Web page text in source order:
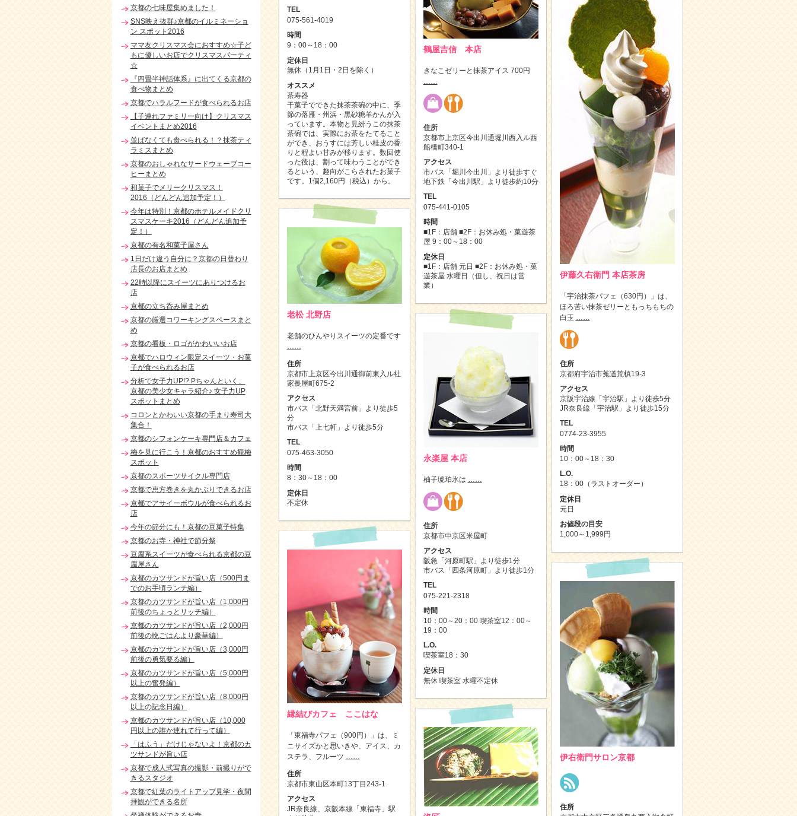
TEL
075-561-4019
時間
9：00～18：00
定休日
無休（1月1日・2日を除く）
オススメ
茶寿器
干菓子でできた抹茶茶碗の中に、季
節の落雁・州浜・黒砂糖羊かんが入
っています。本物と見紛うこの抹茶
茶碗では、実際にお茶をたてること
ができ、おうすには芳しい桂皮の香
りと程よい甘みが移ります。数回使
った後は、割って味わうことができ
るという、趣向がこらされたお菓子
です。1個2,160円（税込）から。
鶴屋吉信 本店
きなこゼリーと抹茶アイス 700円
……
住所
京都市上京区今出川通堀川西入ル西
船橋町340-1
アクセス
市バス「堀川今出川」より徒歩すぐ
地下鉄「今出川駅」より徒歩約10分
TEL
075-441-0105
時間
■1F：店舗 ■2F：お休み処・菓遊茶
屋 9：00～18：00
定休日
■1F：店舗 元日 ■2F：お休み処・菓
遊茶屋 水曜日（但し、祝日は営
業）
伊藤久右衛門 本店茶房
「宇治抹茶パフェ（630円）」は、
ほろ苦い抹茶ゼリーともっちもちの
白玉 ……
住所
京都府宇治市菟道荒槙19-3
アクセス
京阪宇治線「宇治駅」より徒歩5分
JR奈良線「宇治駅」より徒歩15分
TEL
0774-23-3955
時間
10：00～18：30
L.O.
18：00（ラストオーダー）
定休日
元日
お値段の目安
1,000～1,999円
老松 北野店
老舗のひんやりスイーツの定番です
……
住所
京都市上京区今出川通御前東入ル社
家長屋町675-2
アクセス
市バス「北野天満宮前」より徒歩5
分
市バス「上七軒」より徒歩5分
TEL
075-463-3050
時間
8：30～18：00
定休日
不定休
永楽屋 本店
柚子琥珀氷は ……
住所
京都市中京区米屋町
アクセス
阪急「河原町駅」より徒歩1分
市バス「四条河原町」より徒歩1分
TEL
075-221-2318
時間
10：00～20：00 喫茶室12：00～
19：00
L.O.
喫茶室18：30
定休日
無休 喫茶室 水曜不定休
縁結びカフェ ここはな
「東福寺パフェ（900円）」は、ミ
ニサイズかと思いきや、アイス、カ
ステラ、フルーツ ……
住所
京都市東山区本町13丁目243-1
アクセス
JR奈良線、京阪本線「東福寺」駅
伊右衛門サロン京都
住所
京都の七味屋集めました！
SNS映え抜群♪京都のイルミネーショ
ン スポット2016
ママ友クリスマス会におすすめ☆子ど
もに優しいお店でクリスマスパーティ
☆
『四畳半神話体系』に出てくる京都の
食べ物まとめ
京都でハラルフードが食べられるお店
【子連れファミリー向け】クリスマス
イベントまとめ2016
並ばなくても食べられる！？抹茶ティ
ラミスまとめ
京都のおしゃれなサードウェーブコー
ヒーまとめ
和菓子でメリークリスマス！
2016（どんどん追加予定！）
今年は特別！京都のホテルメイドクリ
スマスケーキ2016（どんどん追加予
定！）
京都の有名和菓子屋さん
1日だけ違う自分に？京都の日替わり
店長のお店まとめ
22時以降にスイーツにありつけるお
店
京都の立ち呑み屋まとめ
京都の厳選コワーキングスペースまと
め
京都の看板・ロゴがかわいいお店
京都でハロウィン限定スイーツ・お菓
子が食べられるお店
分析で女子力UP!? Pちゃんといく、
京都の美少女キャラ紹介♪ 女子力UP
スポットまとめ
コロンとかわいい京都の手まり寿司大
集合！
京都のシフォンケーキ専門店＆カフェ
梅を見に行こう！京都のおすすめ観梅
スポット
京都のスポーツサイクル専門店
京都で恵方巻きを丸かぶりできるお店
京都でアサイーボウルが食べられるお
店
今年の節分にも！京都の豆菓子特集
京都のお寺・神社で節分祭
豆腐系スイーツが食べられる京都の豆
腐屋さん
京都のカツサンドが旨い店（500円ま
でのお手頃ランチ編）
京都のカツサンドが旨い店（1,000円
前後のちょっとリッチ編）
京都のカツサンドが旨い店（2,000円
前後の晩ごはんより豪華編）
京都のカツサンドが旨い店（3,000円
前後の勇気要る編）
京都のカツサンドが旨い店（5,000円
以上の奮発編）
京都のカツサンドが旨い店（8,000円
以上の記念日編）
京都のカツサンドが旨い店（10,000
円以上の誰か連れて行って編）
「はふう」だけじゃないよ！京都のカ
ツサンドが旨い店
京都で成人式写真の撮影・前撮りがで
きるスタジオ
京都で紅葉のライトアップ見学・夜間
拝観ができる名所